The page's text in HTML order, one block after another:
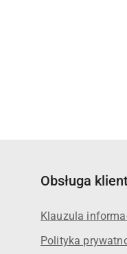
Obsługa
Klauzula
Polityka